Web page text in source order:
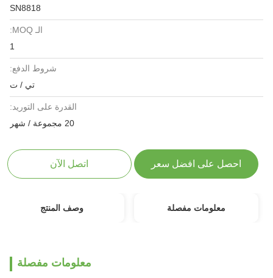
SN8818
الـ MOQ:
شروط الدفع:
تي / ت
القدرة على التوريد:
20 مجموعة / شهر
احصل على افضل سعر اتصل الآن
معلومات مفصلة وصف المنتج
معلومات مفصلة